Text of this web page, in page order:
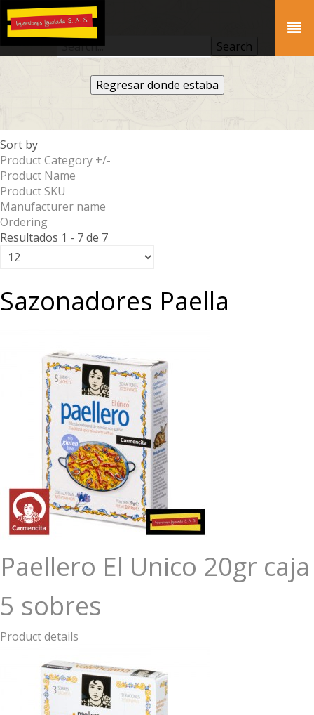
Regresar donde estaba
Sort by
Product Category +/-
Product Name
Product SKU
Manufacturer name
Ordering
Resultados 1 - 7 de 7
Sazonadores Paella
Paellero El Unico 20gr caja
5 sobres
Product details